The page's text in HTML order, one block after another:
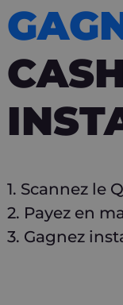
Carlo
avec
MAINTENANT
1. Scannez le
2. Payez en
3. Gagnez